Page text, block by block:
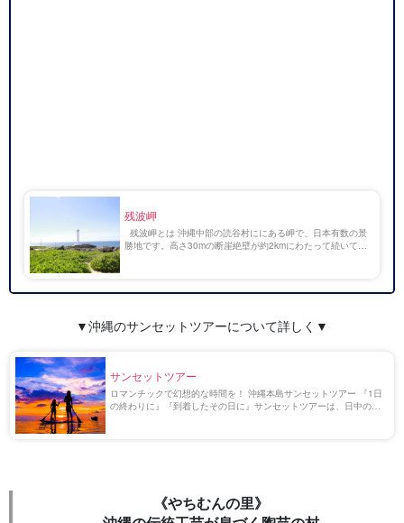
残波岬
残波岬とは 沖縄中部の読谷村ににある岬で、日本有数の景
勝地です。高さ30mの断崖絶壁が約2kmにわたって続いてお
▼沖縄のサンセットツアーについて詳しく▼
サンセットツアー
ロマンチックで幻想的な時間を！ 沖縄本島サンセットツアー 『1日
の終わりに』『到着したその日に』サンセットツアーは、日中の南
《やちむんの里》